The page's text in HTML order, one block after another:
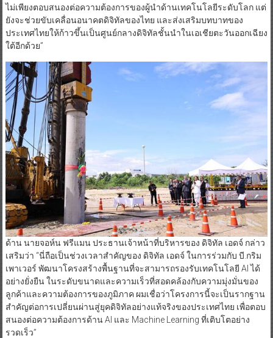
ไม่เพียงตอบสนองต่อความต้องการของผู้นำด้านเทคโนโลยีระดับโลก แต่
ยังจะช่วยขับเคลื่อนอนาคตดิจิทัลของไทย และส่งเสริมบทบาทของ
ประเทศไทยให้ก้าวขึ้นเป็นศูนย์กลางดิจิทัลชั้นนำในเอเชียตะวันออกเฉียง
ใต้อีกด้วย”
ด้าน นายจอห์น ฟรีแมน ประธานเจ้าหน้าที่บริหารของ ดิจิทัล เอดจ์ กล่าว
เสริมว่า “นี่ถือเป็นช่วงเวลาสำคัญของ ดิจิทัล เอดจ์ ในการร่วมกับ บี.กริม
เพาเวอร์ พัฒนาโครงสร้างพื้นฐานที่จะสามารถรองรับเทคโนโลยี AI ได้
อย่างยั่งยืน ในระดับขนาดและความเร็วที่สอดคล้องกับความมุ่งมั่นของ
ลูกค้าและความต้องการของภูมิภาค ผมเชื่อว่าโครงการนี้จะเป็นรากฐาน
สำคัญต่อการเปลี่ยนผ่านสู่ยุคดิจิทัลอย่างแท้จริงของประเทศไทย เพื่อตอบ
สนองต่อความต้องการด้าน AI และ Machine Learning ที่เติบโตอย่าง
รวดเร็ว”